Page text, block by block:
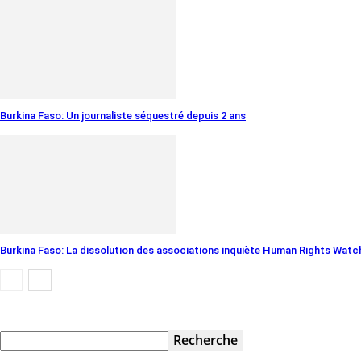
Burkina Faso: Un journaliste séquestré depuis 2 ans
Burkina Faso: La dissolution des associations inquiète Human Rights